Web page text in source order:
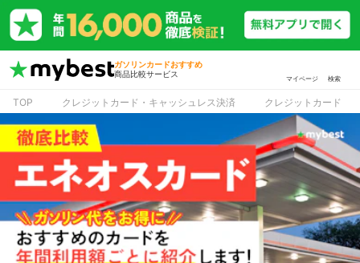
ガソリンカードおすすめ
商品比較サービス
マイページ 検索
TOP クレジットカード・キャッシュレス決済 クレジットカード